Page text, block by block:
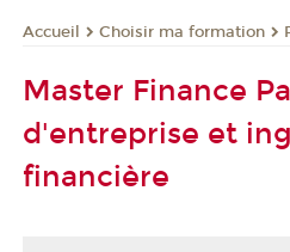
Accueil Choisir ma formation
Master Finance
d'entreprise et
financière